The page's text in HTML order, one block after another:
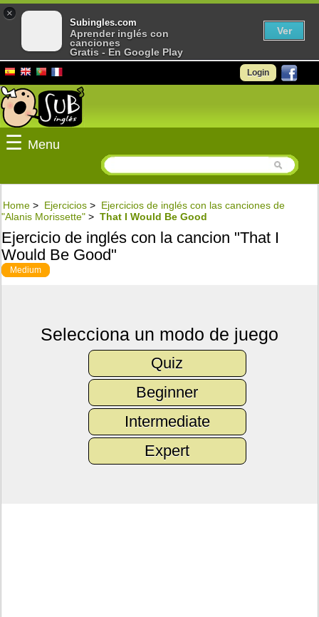
Login
☰ Menu
Home > Ejercicios > Ejercicios de inglés con las canciones de
"Alanis Morissette" > That I Would Be Good
Ejercicio de inglés con la cancion "That I
Would Be Good"
Medium
Selecciona un modo de juego
Quiz
Beginner
Intermediate
Expert
×
Subingles.com
Aprender inglés con
canciones
Gratis - En Google Play
Ver